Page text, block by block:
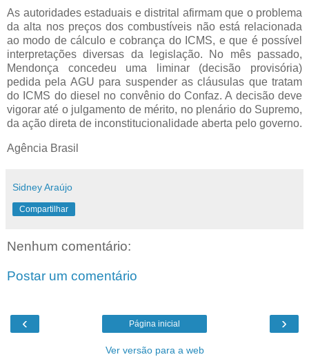
As autoridades estaduais e distrital afirmam que o problema
da alta nos preços dos combustíveis não está relacionada
ao modo de cálculo e cobrança do ICMS, e que é possível
interpretações diversas da legislação. No mês passado,
Mendonça concedeu uma liminar (decisão provisória)
pedida pela AGU para suspender as cláusulas que tratam
do ICMS do diesel no convênio do Confaz. A decisão deve
vigorar até o julgamento de mérito, no plenário do Supremo,
da ação direta de inconstitucionalidade aberta pelo governo.
Agência Brasil
Sidney Araújo
Compartilhar
Nenhum comentário:
Postar um comentário
‹ ›
Página inicial
Ver versão para a web